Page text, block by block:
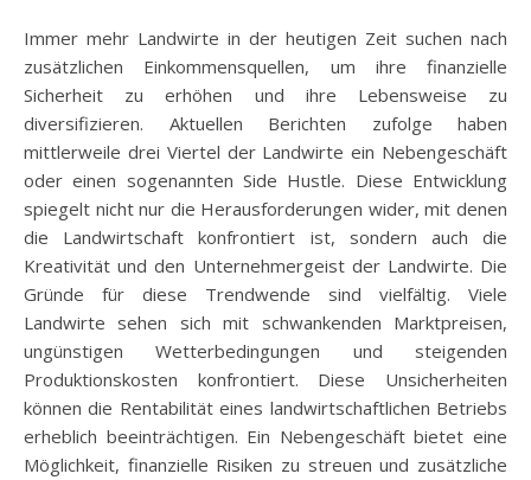
Immer mehr Landwirte in der heutigen Zeit suchen nach
zusätzlichen Einkommensquellen, um ihre finanzielle
Sicherheit zu erhöhen und ihre Lebensweise zu
diversifizieren. Aktuellen Berichten zufolge haben
mittlerweile drei Viertel der Landwirte ein Nebengeschäft
oder einen sogenannten Side Hustle. Diese Entwicklung
spiegelt nicht nur die Herausforderungen wider, mit denen
die Landwirtschaft konfrontiert ist, sondern auch die
Kreativität und den Unternehmergeist der Landwirte. Die
Gründe für diese Trendwende sind vielfältig. Viele
Landwirte sehen sich mit schwankenden Marktpreisen,
ungünstigen Wetterbedingungen und steigenden
Produktionskosten konfrontiert. Diese Unsicherheiten
können die Rentabilität eines landwirtschaftlichen Betriebs
erheblich beeinträchtigen. Ein Nebengeschäft bietet eine
Möglichkeit, finanzielle Risiken zu streuen und zusätzliche